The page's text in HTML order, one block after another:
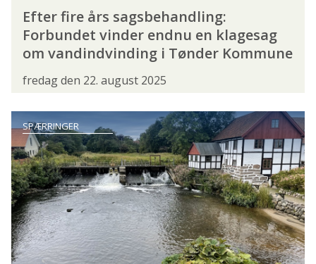
HAVÅL HELLEFISK HELLEFLYNDER
HELT HESTEMAKREL HORK
KILDEØRRED KNUDE KNURHANE
KULLER KULMULE LAKS LANGE
LODDE LUBBE LØJE MAKREL
MALLE MARMORKREBS MULTE
PIGHVARRE REGNBUEØRRED RIMTE
Efter fire års sagsbehandling:
Forbundet vinder endnu en klagesag
om vandindvinding i Tønder Kommune
fredag den 22. august 2025
SPÆRRINGER